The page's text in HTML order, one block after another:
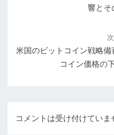
ョ
響とそ
次
米国のビットコイン戦略
コイン価格の
コメントは受け付けていま